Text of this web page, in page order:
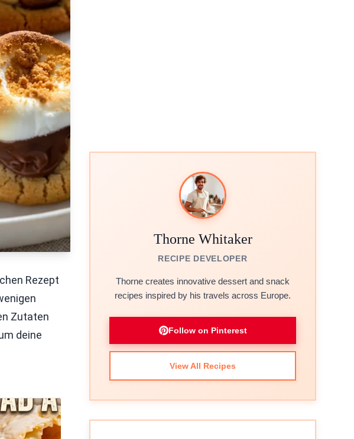
Rezept
Zutaten
deine
Thorne Whitaker
RECIPE DEVELOPER
Thorne creates innovative dessert and snack
recipes inspired by his travels across Europe.
Follow on Pinterest
View All Recipes